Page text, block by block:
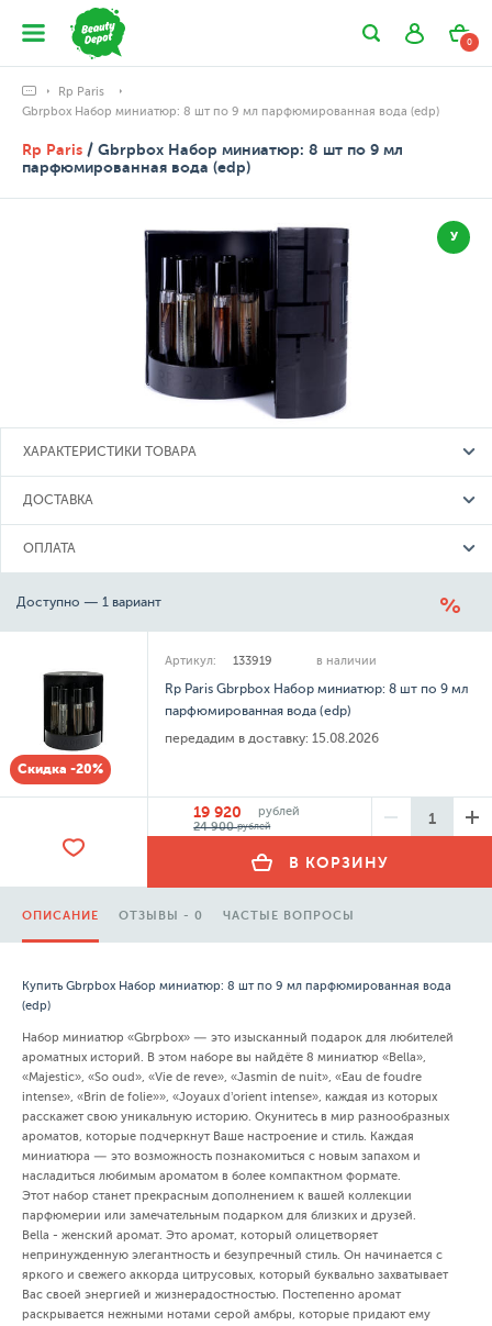
0
Rp Paris
Gbrpbox Набор миниатюр: 8 шт по 9 мл парфюмированная вода (edp)
Rp Paris / Gbrpbox Набор миниатюр: 8 шт по 9 мл
парфюмированная вода (edp)
У
ХАРАКТЕРИСТИКИ ТОВАРА
ДОСТАВКА
ОПЛАТА
Доступно — 1 вариант
Скидка -20%
Артикул: 133919 в наличии
Rp Paris Gbrpbox Набор миниатюр: 8 шт по 9 мл
парфюмированная вода (edp)
передадим в доставку: 15.08.2026
19 920
рублей
24 900рублей
В КОРЗИНУ
ОПИСАНИЕ ОТЗЫВЫ - 0 ЧАСТЫЕ ВОПРОСЫ
Купить Gbrpbox Набор миниатюр: 8 шт по 9 мл парфюмированная вода
(edp)
Набор миниатюр «Gbrpbox» — это изысканный подарок для любителей
ароматных историй. В этом наборе вы найдёте 8 миниатюр «Bella»,
«Majestic», «So oud», «Vie de reve», «Jasmin de nuit», «Еau de foudre
intense», «Brin de folie»», «Joyaux d’orient intense», каждая из которых
расскажет свою уникальную историю. Окунитесь в мир разнообразных
ароматов, которые подчеркнут Ваше настроение и стиль. Каждая
миниатюра — это возможность познакомиться с новым запахом и
насладиться любимым ароматом в более компактном формате.
Этот набор станет прекрасным дополнением к вашей коллекции
парфюмерии или замечательным подарком для близких и друзей.
Bella - женский аромат. Это аромат, который олицетворяет
непринужденную элегантность и безупречный стиль. Он начинается с
яркого и свежего аккорда цитрусовых, который буквально захватывает
Вас своей энергией и жизнерадостностью. Постепенно аромат
раскрывается нежными нотами серой амбры, которые придают ему